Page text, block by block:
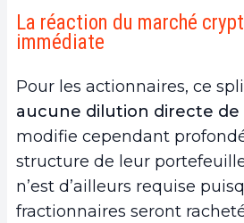
La réaction du marché
immédiate
Pour les actionnaires, ce
aucune dilution directe de
modifie cependant
structure de leur
n’est d’ailleurs requise
fractionnaires seront